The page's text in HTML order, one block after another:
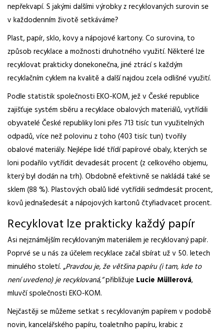
nepřekvapí. S jakými dalšími výrobky z recyklovaných surovin se
v každodenním životě setkáváme?
Plast, papír, sklo, kovy a nápojové kartony. Co surovina, to
způsob recyklace a možnosti druhotného využití. Některé lze
recyklovat prakticky donekonečna, jiné ztrácí s každým
recyklačním cyklem na kvalitě a další najdou zcela odlišné využití.
Podle statistik společnosti EKO-KOM, jež v České republice
zajišťuje systém sběru a recyklace obalových materiálů, vytřídili
obyvatelé České republiky loni přes 713 tisíc tun využitelných
odpadů, více než polovinu z toho (403 tisíc tun) tvořily
obalové materiály. Nejlépe lidé třídí papírové obaly, kterých se
loni podařilo vytřídit devadesát procent (z celkového objemu,
který byl dodán na trh). Obdobně efektivně se nakládá také se
sklem (88 %). Plastových obalů lidé vytřídili sedmdesát procent,
kovů jednašedesát a nápojových kartonů čtyřiadvacet procent.
Recyklovat lze prakticky každý papír
Asi nejznámějším recyklovaným materiálem je recyklovaný papír.
Poprvé se u nás za účelem recyklace začal sbírat už v 50. letech
minulého století. „Pravdou je, že většina papíru (i tam, kde to
není uvedeno) je recyklovaná,”přibližuje Lucie Müllerová,
mluvčí společnosti EKO-KOM.
Nejčastěji se můžeme setkat s recyklovaným papírem v podobě
novin, kancelářského papíru, toaletního papíru, krabic z